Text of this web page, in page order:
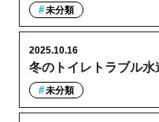
未分類
冬のトイレトラブル
2025.10.16
未分類